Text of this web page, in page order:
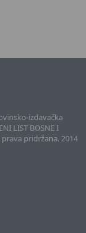
izdavačka
LIST BOSNE I
prava pridržana. 2014